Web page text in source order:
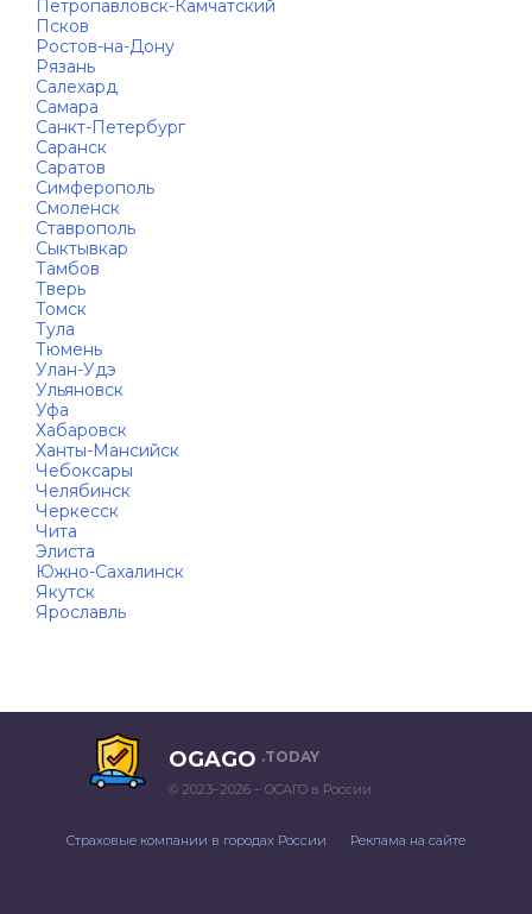
Петропавловск-Камчатский
Псков
Ростов-на-Дону
Рязань
Салехард
Самара
Санкт-Петербург
Саранск
Саратов
Симферополь
Смоленск
Ставрополь
Сыктывкар
Тамбов
Тверь
Томск
Тула
Тюмень
Улан-Удэ
Ульяновск
Уфа
Хабаровск
Ханты-Мансийск
Чебоксары
Челябинск
Черкесск
Чита
Элиста
Южно-Сахалинск
Якутск
Ярославль
OGAGO .TODAY
© 2023–2026 – ОСАГО в России
Страховые компании в городах России Реклама на сайте